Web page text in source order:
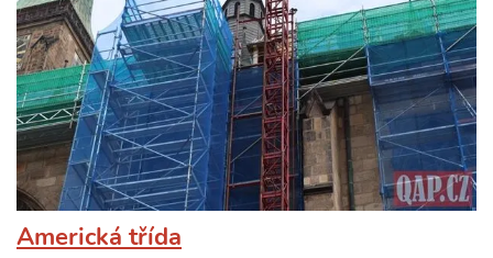
Americká třída